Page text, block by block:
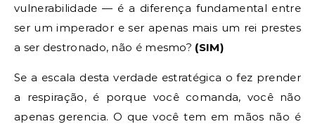
vulnerabilidade — é a diferença fundamental entre
ser um imperador e ser apenas mais um rei prestes
a ser destronado, não é mesmo? (SIM)
Se a escala desta verdade estratégica o fez prender
a respiração, é porque você comanda, você não
apenas gerencia. O que você tem em mãos não é